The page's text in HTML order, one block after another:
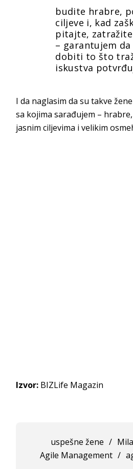
budite hrabre,
ciljeve i, kad
pitajte,
– garantujem da
dobiti to što
iskustva
I da naglasim da su takve
sa kojima sarađujem –
jasnim ciljevima i velikim
Izvor: BIZLife Magazin
uspešne žene /
Agile Management /